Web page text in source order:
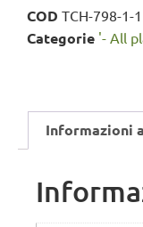
COD TCH-798-1-1
Categorie '- All
Informazioni